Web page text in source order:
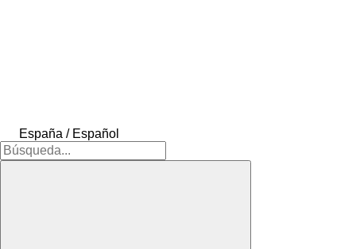
España / Español